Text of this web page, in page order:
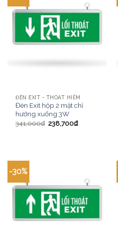
ĐÈN EXIT - THOÁT HIỂM
Đèn Exit hộp 2 mặt chỉ
hướng xuống 3W
341,000₫ 238,700₫
-30%